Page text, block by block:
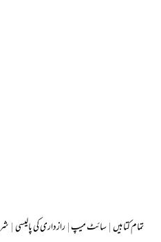
|رازداری کی پالیسی|سائٹ میپ|تمام کتابیں